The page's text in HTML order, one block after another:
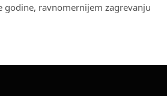
godine, ravnomernijem zagrevanju